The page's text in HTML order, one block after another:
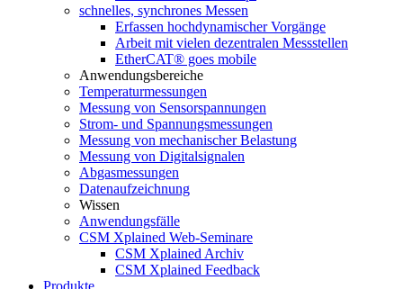
schnelles, synchrones Messen
Erfassen hochdynamischer Vorgänge
Arbeit mit vielen dezentralen Messstellen
EtherCAT® goes mobile
Anwendungsbereiche
Temperaturmessungen
Messung von Sensorspannungen
Strom- und Spannungsmessungen
Messung von mechanischer Belastung
Messung von Digitalsignalen
Abgasmessungen
Datenaufzeichnung
Wissen
Anwendungsfälle
CSM Xplained Web-Seminare
CSM Xplained Archiv
CSM Xplained Feedback
Produkte